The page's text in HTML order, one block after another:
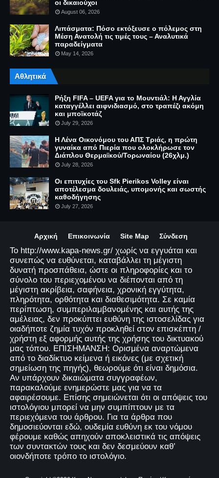
οι δικαιούχοι
August 06, 2026
Λιπάσματα: Πόσο εκτόξευσε ο πόλεμος στη
Μέση Ανατολή τις τιμές τους – Αναλυτικά
παραδείγματα
May 14, 2026
Αθλητικά
Ρήξη FIFA – UEFA για το Μουντιάλ: Η Αγγλία
καταγγέλλει αιφνιδιασμό, στο τραπέζι ακόμη
και μποϊκοτάζ
July 29, 2026
Η Λένα Οικονόμου του ΑΠΣ Τριάς, η πρώτη
γυναίκα από Πιερία που ολοκλήρωσε τον
Διάπλου Θερμαϊκού/Τορωναίου (26χλμ.)
July 28, 2026
Οι επιτυχίες του Sfk Pierikos Volley είναι
αποτέλεσμα δουλειάς, υπομονής και σωστής
καθοδήγησης
July 27, 2026
Αρχική Επικοινωνία Site Map Σύνδεση
Το http://www.kapa-news.gr/ χωρίς να εγγυάται και
συνεπώς να ευθύνεται, καταβάλλει τη μέγιστη
δυνατή προσπάθεια, ώστε οι πληροφορίες και το
σύνολο του περιεχομένου να διέπονται από τη
μέγιστη ακρίβεια, σαφήνεια, χρονική εγγύτητα,
πληρότητα, ορθότητα και διαθεσιμότητα. Σε καμία
περίπτωση, συμπεριλαμβανομένης και αυτής της
αμέλειας, δεν προκύπτει ευθύνη της ιστοσελίδας για
οιαδήποτε ζημία τυχόν προκληθεί στον επισκέπτη /
χρήστη εξ αφορμής αυτής της χρήσης του δικτυακού
μας τόπου. ΕΠΙΣΗΜΑΝΣΗ: Ορισμένα αναρτώμενα
από το διαδίκτυο κείμενα ή εικόνες (με σχετική
σημείωση της πηγής), θεωρούμε ότι είναι δημόσια.
Αν υπάρχουν δικαιώματα συγγραφέων,
παρακαλούμε ενημερώστε μας για να τα
αφαιρέσουμε. Επίσης σημειώνεται ότι οι απόψεις του
ιστολόγιου μπορεί να μην συμπίπτουν με τα
περιεχόμενα του άρθρου. Για τα άρθρα που
δημοσιεύονται εδώ, ουδεμία ευθύνη εκ του νόμου
φέρουμε καθώς απηχούν αποκλειστικά τις απόψεις
των συντακτών τους και δεν δεσμεύουν καθ’
οιονδήποτε τρόπο το ιστολόγιο.